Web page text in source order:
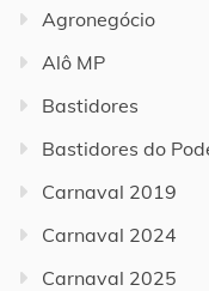
Agronegócio
Alô MP
Bastidores
Bastidores do
Carnaval 2019
Carnaval 2024
Carnaval 2025